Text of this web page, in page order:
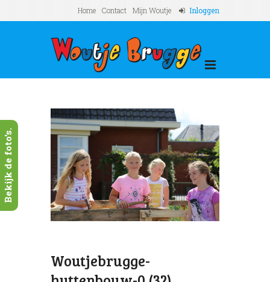
Home Contact Mijn Woutje Inloggen
Woutjebrugge-
Bekijk de foto's.